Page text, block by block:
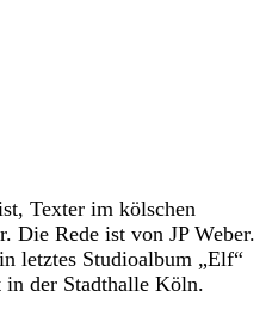
Texter im kölschen
Die Rede ist von JP Weber.
letztes Studioalbum „Elf“
der Stadthalle Köln.